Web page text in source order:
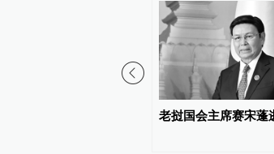
老挝国会主席赛宋蓬